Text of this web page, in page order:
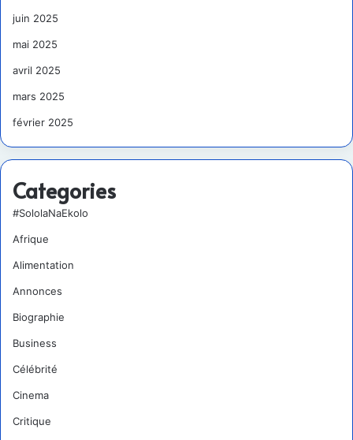
juin 2025
mai 2025
avril 2025
mars 2025
février 2025
Categories
#SololaNaEkolo
Afrique
Alimentation
Annonces
Biographie
Business
Célébrité
Cinema
Critique